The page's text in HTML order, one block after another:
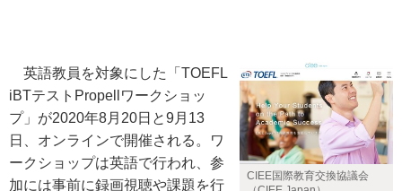
CIEE国際教育交換協議会
英語教員を対象にした「TOEFL
iBTテストPropellワークショッ
プ」が2020年8月20日と9月13
日、オンラインで開催される。ワ
ークショップは英語で行われ、参
加には事前に録画視聴や課題を行